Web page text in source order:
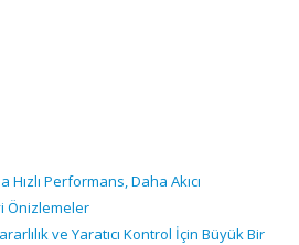
Hızlı Performans, Daha Akıcı
Önizlemeler
ve Yaratıcı Kontrol İçin Büyük Bir